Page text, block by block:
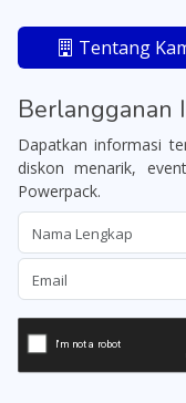
Tentang
Berlangganan
Dapatkan informasi
diskon menarik,
Powerpack.